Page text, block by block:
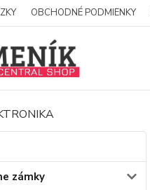
OBCHODNÉ PODMIENKY
zámky